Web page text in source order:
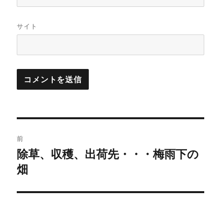
サイト
稿
ナ
ビ
前
過
去
投
除草、収穫、出荷先・・・梅雨下の
畑